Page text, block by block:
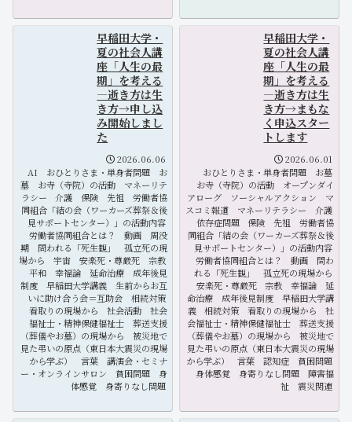
早稲田大学・
夏の社会人講
座「人生の最
期」を考える
―逝き方は生
き方→申し込
み開始しまし
た
2026.06.06
AI
おひとりさま・単身者問題
お
墓
お寺（寺院）の活動
マネーリテ
ラシー
介護 保険 先祖
労働者協
同組合「結の会（ワーカーズ葬祭＆後
見サポートセンター）」の活動内容
労働者協同組合とは？
動画
周没
期
問われる「死生観」
孤立死の現
場から
宇宙 安楽死・尊厳死
宗教
平和
幸福論 延命治療
成年後見
制度
早稲田大学講義
生前からお互
いに助け合う会＝互助会
相続対策
看取りの現場から
社会活動
社会
福祉士・精神保健福祉士
葬送支援
（葬儀やお墓）の現場から
被災地で
見た弔いの原点（東日本大震災の現場
から学ぶ）
言葉
講演会・セミナ
ー・オンラインサロン
貧困問題
身
体感覚
身寄りなし問題
早稲田大学・
夏の社会人講
座「人生の最
期」を考える
―逝き方は生
き方→まもな
く申込スター
トします
2026.06.01
おひとりさま・単身者問題
お墓
お寺（寺院）の活動
オープンダイ
アローグ
ソーシャルアクション
マ
スコミ報道
マネーリテラシー
介護
依存症問題
保険 先祖
労働者協
同組合「結の会（ワーカーズ葬祭＆後
見サポートセンター）」の活動内容
労働者協同組合とは？
動画
問わ
れる「死生観」
孤立死の現場から
安楽死・尊厳死
宗教 幸福論
延
命治療
成年後見制度
早稲田大学講
義
相続対策 看取りの現場から
社
会福祉士・精神保健福祉士
葬送支援
（葬儀やお墓）の現場から
被災地で
見た弔いの原点（東日本大震災の現場
から学ぶ）
言葉 認知症
貧困問題
身体感覚
身寄りなし問題
障害福
祉
震災関連